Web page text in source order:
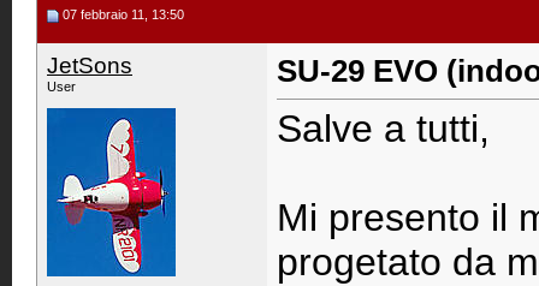
07 febbraio 11, 13:50
JetSons
User SU-29 EVO
Salve a tutti,
Mi presento il
progetato da